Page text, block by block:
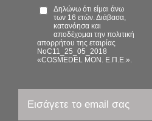
Δηλώνω ότι είμαι άνω
των 16 ετών. Διάβασα,
κατανόησα και
αποδέχομαι την πολιτική
απορρήτου της εταιρίας
NoC11_25_05_2018
«COSMEDEL ΜΟΝ. Ε.Π.Ε.».